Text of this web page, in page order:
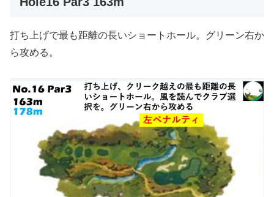
打ち上げで最も距離の長いショートホール。グリーン右か
ら攻める。